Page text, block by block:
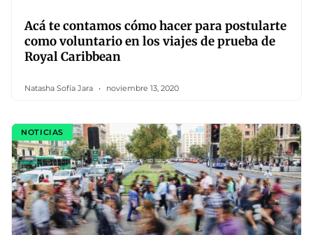
Acá te contamos cómo hacer para postularte
como voluntario en los viajes de prueba de
Royal Caribbean
Natasha Sofía Jara noviembre 13, 2020
NOTICIAS